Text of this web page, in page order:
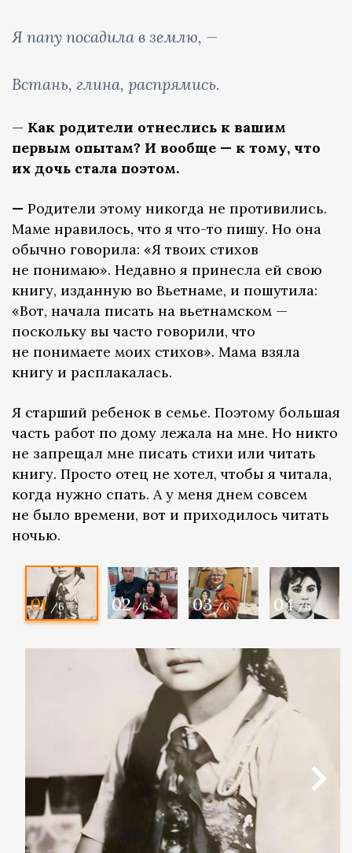
Я папу посадила в землю, —
Встань, глина, распрямись.
— Как родители отнеслись к вашим
первым опытам? И вообще — к тому, что
их дочь стала поэтом.
— Родители этому никогда не противились.
Маме нравилось, что я что-то пишу. Но она
обычно говорила: «Я твоих стихов
не понимаю». Недавно я принесла ей свою
книгу, изданную во Вьетнаме, и пошутила:
«Вот, начала писать на вьетнамском —
поскольку вы часто говорили, что
не понимаете моих стихов». Мама взяла
книгу и расплакалась.
Я старший ребенок в семье. Поэтому большая
часть работ по дому лежала на мне. Но никто
не запрещал мне писать стихи или читать
книгу. Просто отец не хотел, чтобы я читала,
когда нужно спать. А у меня днем совсем
не было времени, вот и приходилось читать
ночью.
01 /6 02 /6 03 /6 04 /6